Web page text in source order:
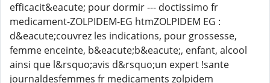
efficacit&eacute; pour dormir --- doctissimo fr
medicament-ZOLPIDEM-EG htmZOLPIDEM EG :
d&eacute;couvrez les indications, pour grossesse,
femme enceinte, b&eacute;b&eacute;, enfant, alcool
ainsi que l&rsquo;avis d&rsquo;un expert !sante
journaldesfemmes fr medicaments zolpidem